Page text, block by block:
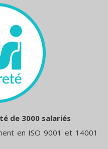
de 3000 salariés
en ISO 9001 et 14001